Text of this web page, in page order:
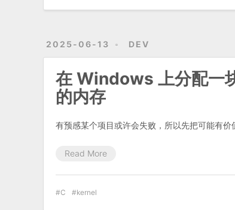
2025-06-13 DEV
在 Windows 上分配一
的内存
有预感某个项目或许会失败，所以先把可能有价
Read More
C kernel